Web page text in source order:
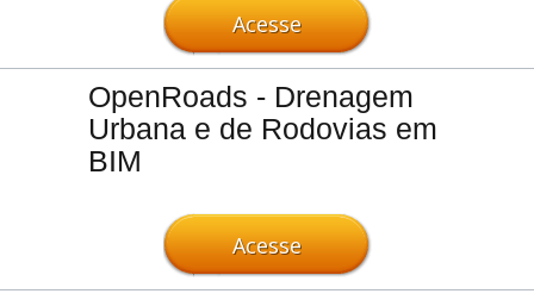
Acesse
OpenRoads - Drenagem
Urbana e de Rodovias em
BIM
Acesse